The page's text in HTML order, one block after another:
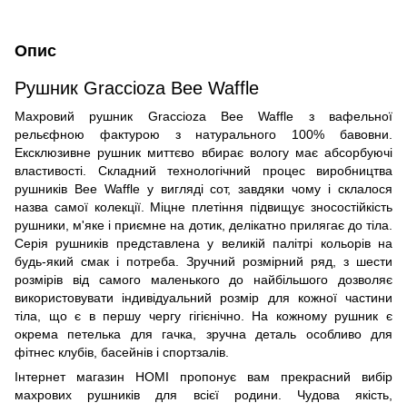
Опис
Рушник Graccioza Bee Waffle
Махровий рушник Graccioza Bee Waffle з вафельної
рельєфною фактурою з натурального 100% бавовни.
Ексклюзивне рушник миттєво вбирає вологу має абсорбуючі
властивості. Складний технологічний процес виробництва
рушників Bee Waffle у вигляді сот, завдяки чому і склалося
назва самої колекції. Міцне плетіння підвищує зносостійкість
рушники, м'яке і приємне на дотик, делікатно прилягає до тіла.
Серія рушників представлена ​​у великій палітрі кольорів на
будь-який смак і потреба. Зручний розмірний ряд, з шести
розмірів від самого маленького до найбільшого дозволяє
використовувати індивідуальний розмір для кожної частини
тіла, що є в першу чергу гігієнічно. На кожному рушник є
окрема петелька для гачка, зручна деталь особливо для
фітнес клубів, басейнів і спортзалів.
Інтернет магазин HOMI пропонує вам прекрасний вибір
махрових рушників для всієї родини. Чудова якість,